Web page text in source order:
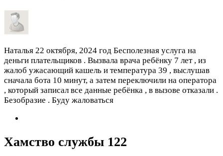
Наталья 22 октября, 2024 год Бесполезная услуга на
деньги плательщиков . Вызвала врача ребёнку 7 лет , из
жалоб ужасающий кашель и температура 39 , выслушав
сначала бота 10 минут, а затем переключили на оператора
, который записал все данные ребёнка , в вызове отказали .
Безобразие . Буду жаловаться
Хамство службы 122